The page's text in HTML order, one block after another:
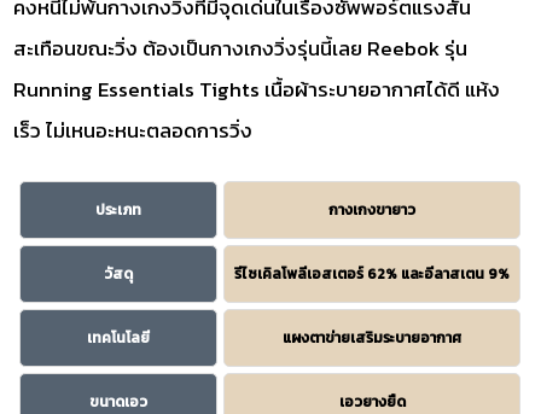
คงหนีไม่พ้นกางเกงวิ่งที่มีจุดเด่นในเรื่องซัพพอร์ตแรงสั่น
สะเทือนขณะวิ่ง ต้องเป็นกางเกงวิ่งรุ่นนี้เลย Reebok รุ่น
Running Essentials Tights เนื้อผ้าระบายอากาศได้ดี แห้ง
เร็ว ไม่เหนอะหนะตลอดการวิ่ง
ประเภท กางเกงขายาว
วัสดุ รีไซเคิลโพลีเอสเตอร์ 62% และอีลาสเตน 9%
เทคโนโลยี แผงตาข่ายเสริมระบายอากาศ
ขนาดเอว เอวยางยืด